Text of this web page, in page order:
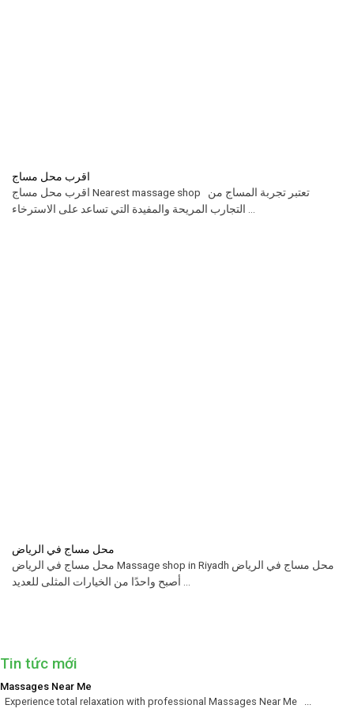
اقرب محل مساج
اقرب محل مساج Nearest massage shop تعتبر تجربة المساج من
محل مساج في الرياض
محل مساج في الرياض Massage shop in Riyadh محل مساج في الرياض
Tin tức mới
Massages Near Me
Experience total relaxation with professional Massages Near Me ...